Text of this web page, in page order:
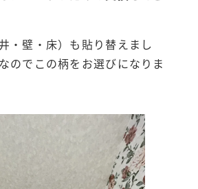
・壁・床）も貼り替えまし
のでこの柄をお選びになりま